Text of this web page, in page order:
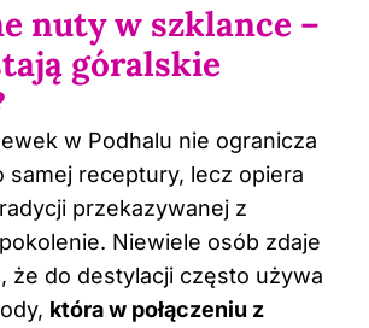
nuty w szklance –
góralskie
w Podhalu nie ogranicza
samej receptury, lecz opiera
przekazywanej z
Niewiele osób zdaje
że do destylacji często używa
która w połączeniu z